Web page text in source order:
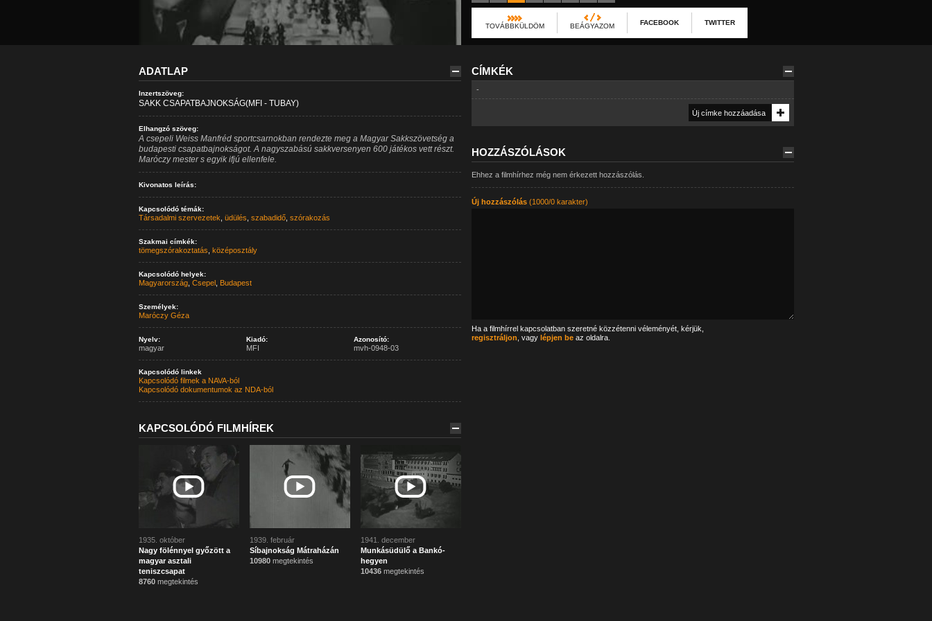
TOVÁBBKÜLDÖM BEÁGYAZOM FACEBOOK TWITTER
ADATLAP
Inzertszöveg:
SAKK CSAPATBAJNOKSÁG(MFI - TUBAY)
Elhangzó szöveg:
A csepeli Weiss Manfréd sportcsarnokban rendezte meg a Magyar Sakkszövetség a
budapesti csapatbajnokságot. A nagyszabású sakkversenyen 600 játékos vett részt.
Maróczy mester s egyik ifjú ellenfele.
Kivonatos leírás:
Kapcsolódó témák:
Társadalmi szervezetek üdülés szabadidő, szórakozás
Szakmai címkék:
tömegszórakoztatás középosztály
Kapcsolódó helyek:
Magyarország, Csepel, Budapest
Személyek:
Maróczy Géza
Nyelv:
magyar
Kiadó:
MFI
Azonosító:
mvh-0948-03
Kapcsolódó linkek
Kapcsolódó filmek a NAVA-ból
Kapcsolódó dokumentumok az NDA-ból
KAPCSOLÓDÓ FILMHÍREK
1935. október
Nagy fölénnyel győzött a
magyar asztali
teniszcsapat
8760megtekintés
1939. február
Síbajnokság Mátraházán
10980megtekintés
1941. december
Munkásüdülő a Bankó-
hegyen
10436megtekintés
CÍMKÉK
-
HOZZÁSZÓLÁSOK
Ehhez a filmhírhez még nem érkezett hozzászólás.
Új hozzászólás(1000/0 karakter)
Ha a filmhírrel kapcsolatban szeretné közzétenni véleményét, kérjük,
regisztráljon , vagy lépjen beaz oldalra.